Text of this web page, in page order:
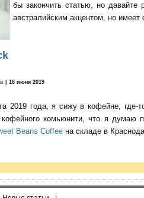
бы закончить статью, но давайте
австралийским акцентом, но имеет
| 18 июня 2019
2019 года, я сижу в кофейне,
кофейного комьюнити, что я
Beans Coffee на складе в